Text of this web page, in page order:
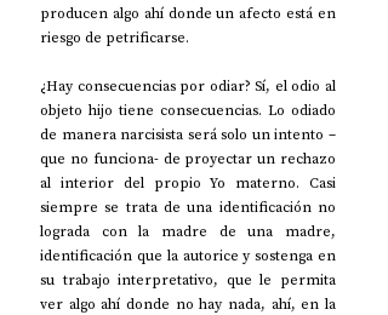
producen algo ahí donde un afecto está en
riesgo de petrificarse.
¿Hay consecuencias por odiar? Sí, el odio al
objeto hijo tiene consecuencias. Lo odiado
de manera narcisista será solo un intento –
que no funciona- de proyectar un rechazo
al interior del propio Yo materno. Casi
siempre se trata de una identificación no
lograda con la madre de una madre,
identificación que la autorice y sostenga en
su trabajo interpretativo, que le permita
ver algo ahí donde no hay nada, ahí, en la